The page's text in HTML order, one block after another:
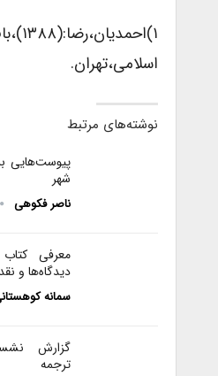
اسلامی،تهران.
نوشته‌های مرتبط
پیوست‌هایی
شهر
ناصر فکوهی
معرفی کتاب
دیدگاه‌ها و
سمانه
گزارش
ترجمه